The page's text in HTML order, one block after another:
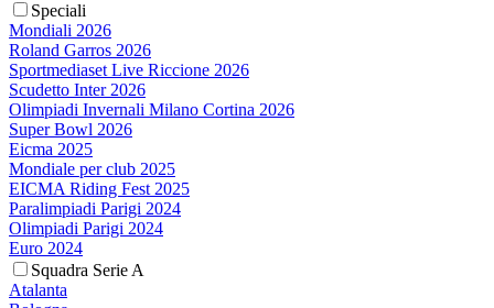
Speciali
Mondiali 2026
Roland Garros 2026
Sportmediaset Live Riccione 2026
Scudetto Inter 2026
Olimpiadi Invernali Milano Cortina 2026
Super Bowl 2026
Eicma 2025
Mondiale per club 2025
EICMA Riding Fest 2025
Paralimpiadi Parigi 2024
Olimpiadi Parigi 2024
Euro 2024
Squadra Serie A
Atalanta